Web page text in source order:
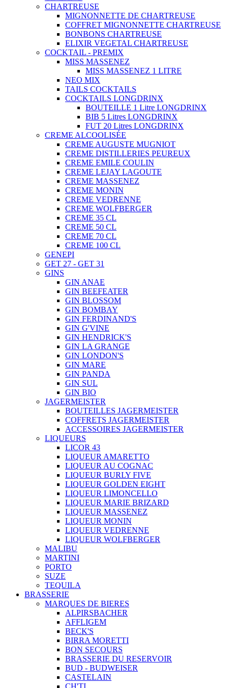
CHARTREUSE
MIGNONNETTE DE CHARTREUSE
COFFRET MIGNONNETTE CHARTREUSE
BONBONS CHARTREUSE
ELIXIR VEGETAL CHARTREUSE
COCKTAIL - PREMIX
MISS MASSENEZ
MISS MASSENEZ 1 LITRE
NEO MIX
TAILS COCKTAILS
COCKTAILS LONGDRINX
BOUTEILLE 1 Litre LONGDRINX
BIB 5 Litres LONGDRINX
FUT 20 Litres LONGDRINX
CREME ALCOOLISÉE
CREME AUGUSTE MUGNIOT
CREME DISTILLERIES PEUREUX
CREME EMILE COULIN
CREME LEJAY LAGOUTE
CREME MASSENEZ
CREME MONIN
CREME VEDRENNE
CREME WOLFBERGER
CREME 35 CL
CREME 50 CL
CREME 70 CL
CREME 100 CL
GENEPI
GET 27 - GET 31
GINS
GIN ANAE
GIN BEEFEATER
GIN BLOSSOM
GIN BOMBAY
GIN FERDINAND'S
GIN G'VINE
GIN HENDRICK'S
GIN LA GRANGE
GIN LONDON'S
GIN MARE
GIN PANDA
GIN SUL
GIN BIO
JAGERMEISTER
BOUTEILLES JAGERMEISTER
COFFRETS JAGERMEISTER
ACCESSOIRES JAGERMEISTER
LIQUEURS
LICOR 43
LIQUEUR AMARETTO
LIQUEUR AU COGNAC
LIQUEUR BURLY FIVE
LIQUEUR GOLDEN EIGHT
LIQUEUR LIMONCELLO
LIQUEUR MARIE BRIZARD
LIQUEUR MASSENEZ
LIQUEUR MONIN
LIQUEUR VEDRENNE
LIQUEUR WOLFBERGER
MALIBU
MARTINI
PORTO
SUZE
TEQUILA
BRASSERIE
MARQUES DE BIERES
ALPIRSBACHER
AFFLIGEM
BECK'S
BIRRA MORETTI
BON SECOURS
BRASSERIE DU RESERVOIR
BUD - BUDWEISER
CASTELAIN
CH'TI